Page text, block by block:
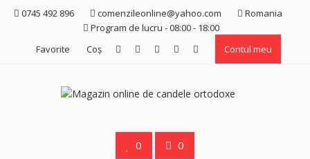
Skip 0745 492 896 comenzileonline@yahoo.com
Romania
Program de lucru - 08:00 - 18:00
Favorite
Coş Contul meu
0 0